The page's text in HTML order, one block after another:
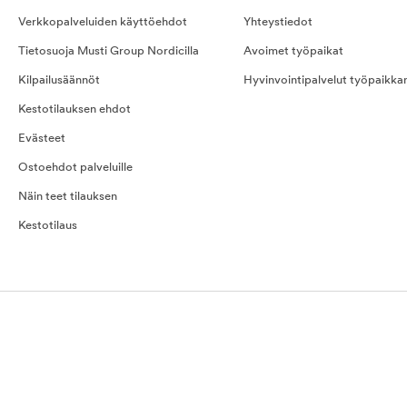
Verkkopalveluiden käyttöehdot
Tietosuoja Musti Group Nordicilla
Kilpailusäännöt
Kestotilauksen ehdot
Evästeet
Ostoehdot palveluille
Näin teet tilauksen
Kestotilaus
Yhteystiedot
Avoimet työpaikat
Hyvinvointipalvelut